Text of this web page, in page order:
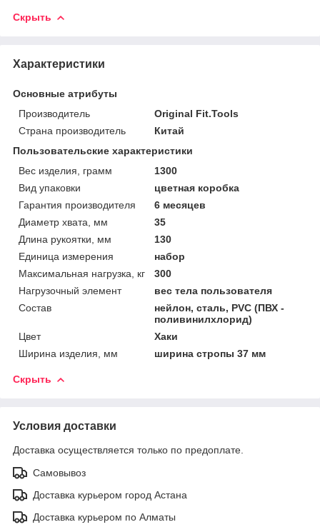
Скрыть
Характеристики
Основные атрибуты
Производитель
Original Fit.Tools
Страна производитель
Китай
Пользовательские характеристики
Вес изделия, грамм
1300
Вид упаковки
цветная коробка
Гарантия производителя
6 месяцев
Диаметр хвата, мм
35
Длина рукоятки, мм
130
Единица измерения
набор
Максимальная нагрузка, кг
300
Нагрузочный элемент
вес тела пользователя
Состав
нейлон, сталь, PVC (ПВХ -
поливинилхлорид)
Цвет
Хаки
Ширина изделия, мм
ширина стропы 37 мм
Скрыть
Условия доставки
Доставка осуществляется только по предоплате.
Самовывоз
Доставка курьером город Астана
Доставка курьером по Алматы